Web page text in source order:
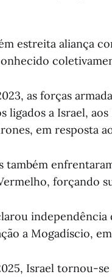
estreita aliança
as forças
ligados a Israel,
em resposta
também
forçando
independência
a Mogadíscio,
Israel tornou-